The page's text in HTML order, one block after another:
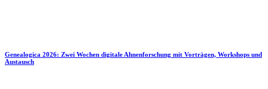
Genealogica 2026: Zwei Wochen digitale Ahnenforschung mit Vorträgen, Workshops und
Austausch